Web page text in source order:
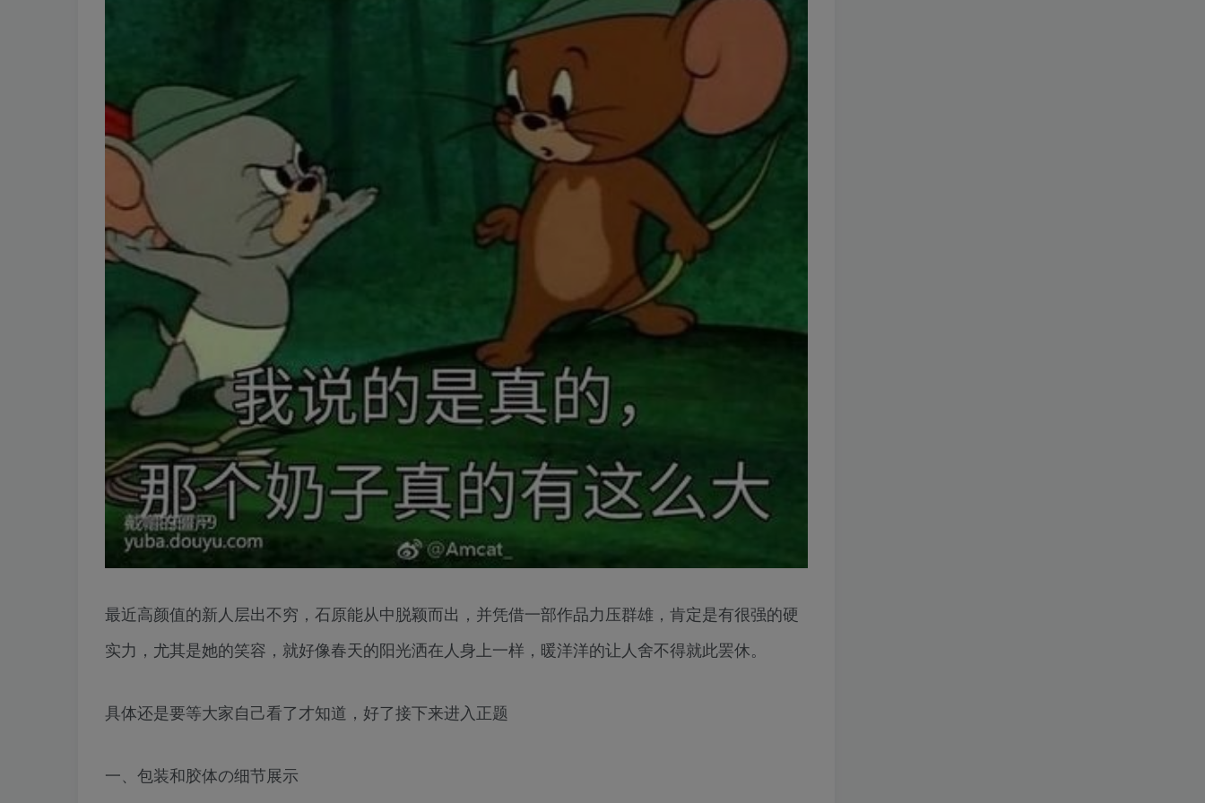
最近高颜值的新人层出不穷，石原能从中脱颖而出，并凭借一部作品力压群雄，肯定是有很强的硬
实力，尤其是她的笑容，就好像春天的阳光洒在人身上一样，暖洋洋的让人舍不得就此罢休。
具体还是要等大家自己看了才知道，好了接下来进入正题
一、包装和胶体の细节展示